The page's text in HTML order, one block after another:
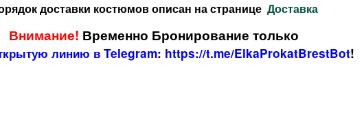
доставки костюмов описан на странице Доставка
Внимание! Временно Бронирование только
линию в Telegram: https://t.me/ElkaProkatBrestBot!